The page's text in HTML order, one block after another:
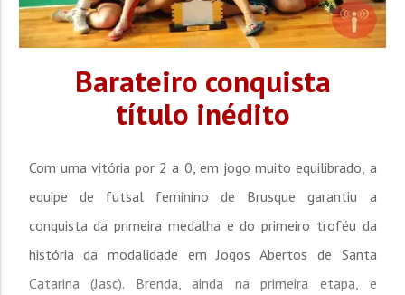
Barateiro conquista
título inédito
Com uma vitória por 2 a 0, em jogo muito equilibrado, a
equipe de futsal feminino de Brusque garantiu a
conquista da primeira medalha e do primeiro troféu da
história da modalidade em Jogos Abertos de Santa
Catarina (Jasc). Brenda, ainda na primeira etapa, e